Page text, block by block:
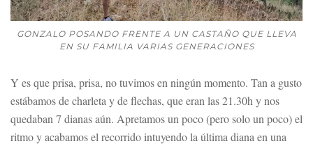
GONZALO POSANDO FRENTE A UN CASTAÑO QUE LLEVA
EN SU FAMILIA VARIAS GENERACIONES
Y es que prisa, prisa, no tuvimos en ningún momento. Tan a gusto
estábamos de charleta y de flechas, que eran las 21.30h y nos
quedaban 7 dianas aún. Apretamos un poco (pero solo un poco) el
ritmo y acabamos el recorrido intuyendo la última diana en una